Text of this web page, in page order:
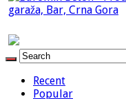
Recent
Popular